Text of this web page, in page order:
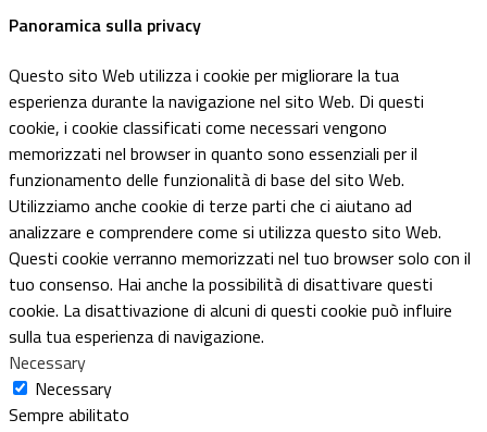
Panoramica sulla privacy
Questo sito Web utilizza i cookie per migliorare la tua
esperienza durante la navigazione nel sito Web. Di questi
cookie, i cookie classificati come necessari vengono
memorizzati nel browser in quanto sono essenziali per il
funzionamento delle funzionalità di base del sito Web.
Utilizziamo anche cookie di terze parti che ci aiutano ad
analizzare e comprendere come si utilizza questo sito Web.
Questi cookie verranno memorizzati nel tuo browser solo con il
tuo consenso. Hai anche la possibilità di disattivare questi
cookie. La disattivazione di alcuni di questi cookie può influire
sulla tua esperienza di navigazione.
Necessary
Necessary
Sempre abilitato